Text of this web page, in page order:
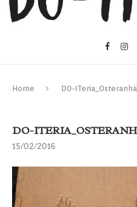
Home DO-
DO-
15/02/2016